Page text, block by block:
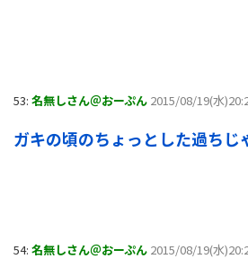
53: 名無しさん＠おーぷん 2015/08/19(水
ガキの頃のちょっとした過ち
54: 名無しさん＠おーぷん 2015/08/19(水